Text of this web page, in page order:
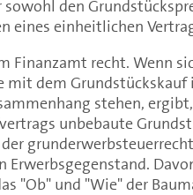
den
eines einheitlichen
Finanzamt recht. Wenn
mit dem
stehen,
unbebaute
Erwerbsgegenstand.
"Ob" und "Wie" der